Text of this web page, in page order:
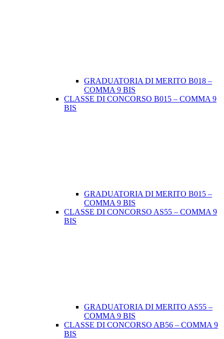
GRADUATORIA DI MERITO B018 –
COMMA 9 BIS
CLASSE DI CONCORSO B015 – COMMA 9
BIS
GRADUATORIA DI MERITO B015 –
COMMA 9 BIS
CLASSE DI CONCORSO AS55 – COMMA 9
BIS
GRADUATORIA DI MERITO AS55 –
COMMA 9 BIS
CLASSE DI CONCORSO AB56 – COMMA 9
BIS